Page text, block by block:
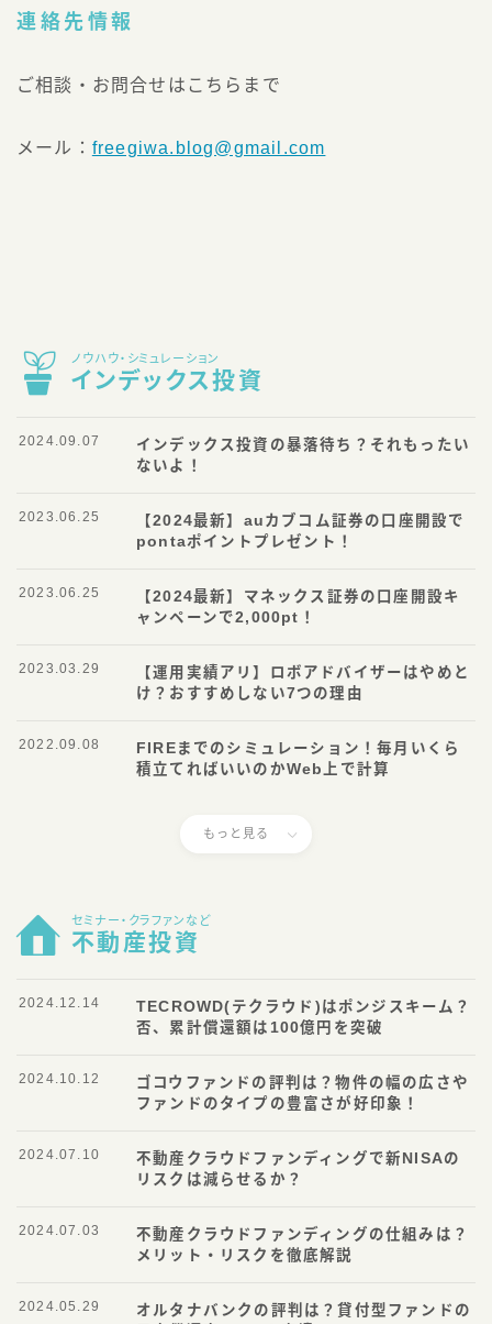
連絡先情報
ご相談・お問合せはこちらまで
メール： freegiwa.blog@gmail.com
ノウハウ・シミュレーション
インデックス投資
インデックス投資の暴落待ち？それもったい
ないよ！
2024.09.07
【2024最新】auカブコム証券の口座開設で
pontaポイントプレゼント！
2023.06.25
【2024最新】マネックス証券の口座開設キ
ャンペーンで2,000pt！
2023.06.25
【運用実績アリ】ロボアドバイザーはやめと
け？おすすめしない7つの理由
2023.03.29
FIREまでのシミュレーション！毎月いくら
積立てればいいのかWeb上で計算
2022.09.08
もっと見る
セミナー・クラファンなど
不動産投資
TECROWD(テクラウド)はポンジスキーム？
否、累計償還額は100億円を突破
2024.12.14
ゴコウファンドの評判は？物件の幅の広さや
ファンドのタイプの豊富さが好印象！
2024.10.12
不動産クラウドファンディングで新NISAの
リスクは減らせるか？
2024.07.10
不動産クラウドファンディングの仕組みは？
メリット・リスクを徹底解説
2024.07.03
オルタナバンクの評判は？貸付型ファンドの
2024.05.29